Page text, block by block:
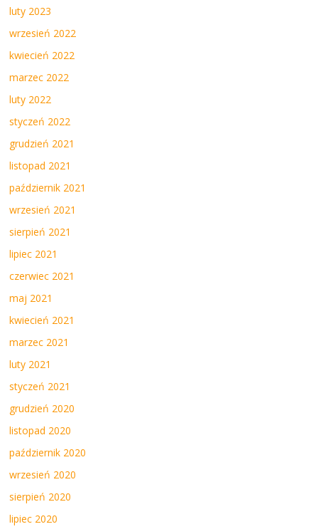
luty 2023
wrzesień 2022
kwiecień 2022
marzec 2022
luty 2022
styczeń 2022
grudzień 2021
listopad 2021
październik 2021
wrzesień 2021
sierpień 2021
lipiec 2021
czerwiec 2021
maj 2021
kwiecień 2021
marzec 2021
luty 2021
styczeń 2021
grudzień 2020
listopad 2020
październik 2020
wrzesień 2020
sierpień 2020
lipiec 2020